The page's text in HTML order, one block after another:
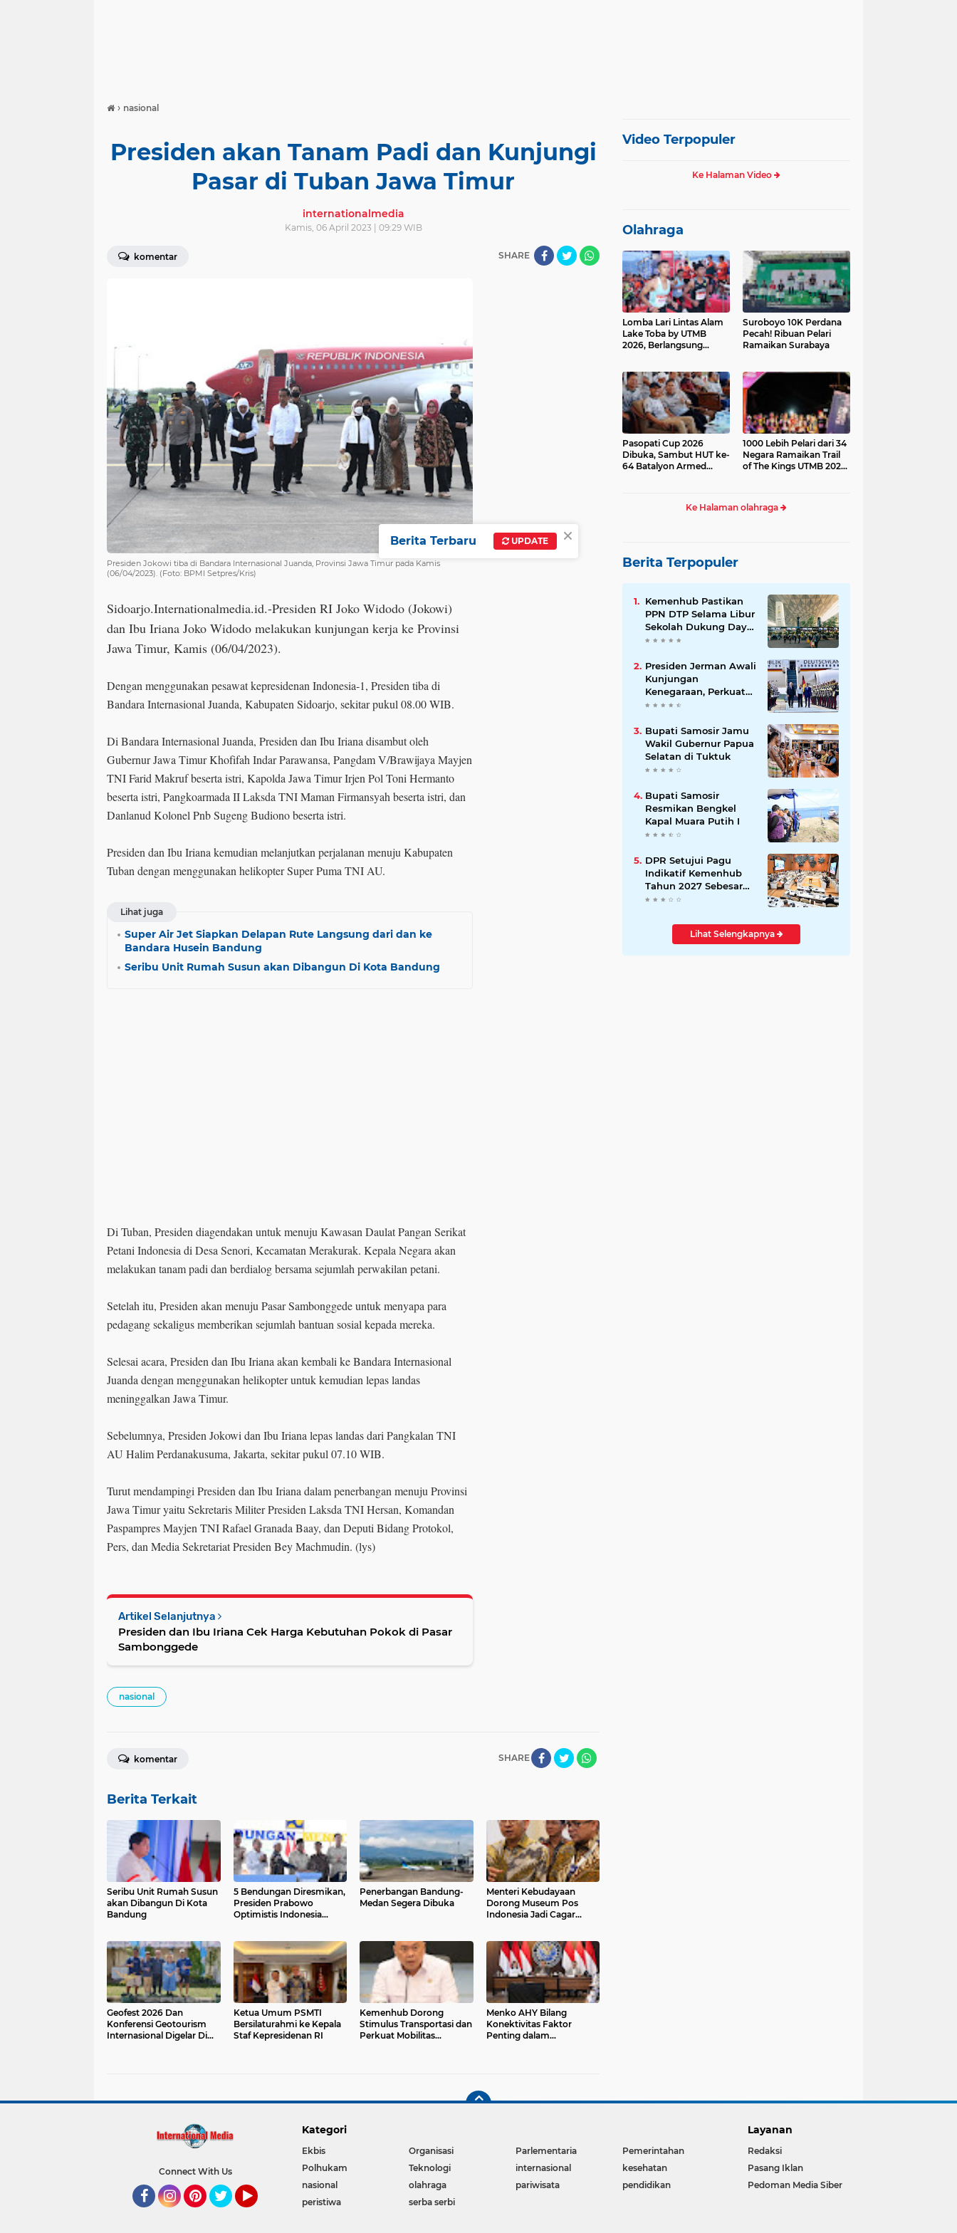
› nasional
Presiden akan Tanam Padi dan Kunjungi
Pasar di Tuban Jawa Timur
internationalmedia
Kamis, 06 April 2023 | 09:29 WIB
komentar SHARE
Presiden Jokowi tiba di Bandara Internasional Juanda, Provinsi Jawa Timur pada Kamis
(06/04/2023). (Foto: BPMI Setpres/Kris)
Sidoarjo.Internationalmedia.id.-Presiden RI Joko Widodo (Jokowi)
dan Ibu Iriana Joko Widodo melakukan kunjungan kerja ke Provinsi
Jawa Timur, Kamis (06/04/2023).
Dengan menggunakan pesawat kepresidenan Indonesia-1, Presiden tiba di
Bandara Internasional Juanda, Kabupaten Sidoarjo, sekitar pukul 08.00 WIB.
Di Bandara Internasional Juanda, Presiden dan Ibu Iriana disambut oleh
Gubernur Jawa Timur Khofifah Indar Parawansa, Pangdam V/Brawijaya Mayjen
TNI Farid Makruf beserta istri, Kapolda Jawa Timur Irjen Pol Toni Hermanto
beserta istri, Pangkoarmada II Laksda TNI Maman Firmansyah beserta istri, dan
Danlanud Kolonel Pnb Sugeng Budiono beserta istri.
Presiden dan Ibu Iriana kemudian melanjutkan perjalanan menuju Kabupaten
Tuban dengan menggunakan helikopter Super Puma TNI AU.
Lihat juga
Super Air Jet Siapkan Delapan Rute Langsung dari dan ke
Bandara Husein Bandung
Seribu Unit Rumah Susun akan Dibangun Di Kota Bandung
Di Tuban, Presiden diagendakan untuk menuju Kawasan Daulat Pangan Serikat
Petani Indonesia di Desa Senori, Kecamatan Merakurak. Kepala Negara akan
melakukan tanam padi dan berdialog bersama sejumlah perwakilan petani.
Setelah itu, Presiden akan menuju Pasar Sambonggede untuk menyapa para
pedagang sekaligus memberikan sejumlah bantuan sosial kepada mereka.
Selesai acara, Presiden dan Ibu Iriana akan kembali ke Bandara Internasional
Juanda dengan menggunakan helikopter untuk kemudian lepas landas
meninggalkan Jawa Timur.
Sebelumnya, Presiden Jokowi dan Ibu Iriana lepas landas dari Pangkalan TNI
AU Halim Perdanakusuma, Jakarta, sekitar pukul 07.10 WIB.
Turut mendampingi Presiden dan Ibu Iriana dalam penerbangan menuju Provinsi
Jawa Timur yaitu Sekretaris Militer Presiden Laksda TNI Hersan, Komandan
Paspampres Mayjen TNI Rafael Granada Baay, dan Deputi Bidang Protokol,
Pers, dan Media Sekretariat Presiden Bey Machmudin. (lys)
Artikel Selanjutnya
Presiden dan Ibu Iriana Cek Harga Kebutuhan Pokok di Pasar
Sambonggede
nasional
SHARE
komentar
Berita Terkait
Seribu Unit Rumah Susun
akan Dibangun Di Kota
Bandung
5 Bendungan Diresmikan,
Presiden Prabowo
Optimistis Indonesia
Penerbangan Bandung-
Medan Segera Dibuka
Menteri Kebudayaan
Dorong Museum Pos
Indonesia Jadi Cagar
Geofest 2026 Dan
Konferensi Geotourism
Internasional Digelar Di
Ketua Umum PSMTI
Bersilaturahmi ke Kepala
Staf Kepresidenan RI
Kemenhub Dorong
Stimulus Transportasi dan
Perkuat Mobilitas
Menko AHY Bilang
Konektivitas Faktor
Penting dalam
Video Terpopuler
Ke Halaman Video
Olahraga
Lomba Lari Lintas Alam
Lake Toba by UTMB
2026, Berlangsung
Suroboyo 10K Perdana
Pecah! Ribuan Pelari
Ramaikan Surabaya
Pasopati Cup 2026
Dibuka, Sambut HUT ke-
64 Batalyon Armed
1000 Lebih Pelari dari 34
Negara Ramaikan Trail
of The Kings UTMB 2026
Ke Halaman olahraga
Berita Terpopuler
Kemenhub Pastikan
PPN DTP Selama Libur
Sekolah Dukung Daya
Beli Masyarakat
Presiden Jerman Awali
Kunjungan
Kenegaraan, Perkuat
Kemitraan Strategis
Bupati Samosir Jamu
Wakil Gubernur Papua
Selatan di Tuktuk
Bupati Samosir
Resmikan Bengkel
Kapal Muara Putih I
DPR Setujui Pagu
Indikatif Kemenhub
Tahun 2027 Sebesar
Rp 28,34 Triliun
Lihat Selengkapnya
Connect With Us
Kategori
Ekbis Organisasi Parlementaria
Pemerintahan
Polhukam
Teknologi internasional
kesehatan
nasional
olahraga pariwisata
pendidikan
peristiwa
serba serbi
Layanan
Redaksi
Pasang Iklan
Pedoman Media Siber
×
Berita Terbaru UPDATE